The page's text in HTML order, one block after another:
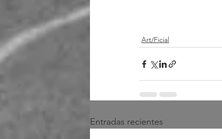
Art/Ficial
Entradas recientes